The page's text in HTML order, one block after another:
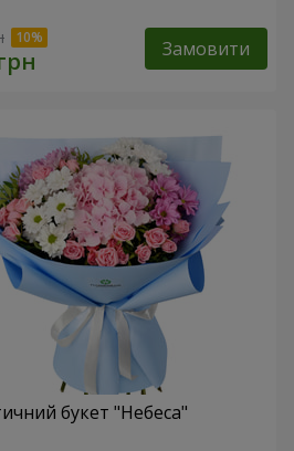
Замовити
букет "Небеса"